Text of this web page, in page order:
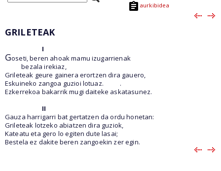
aurkibidea
GRILETEAK
I
Goseti, beren ahoak mamu izugarrienak
bezala irekiaz,
Grileteak geure gainera erortzen dira gauero,
Eskuineko zangoa guzioi lotuaz.
.
Ezkerrekoa bakarrik mugi daiteke askatasunez.
II
Gauza harrigarri bat gertatzen da ordu honetan:
Grileteak lotzeko abiatzen dira guziok,
Kateatu eta gero lo egiten dute lasai;
Bestela ez dakite beren zangoekin zer egin.